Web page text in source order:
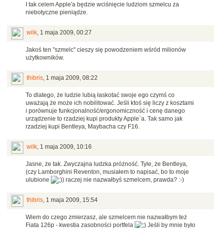
I tak celem Apple'a będzie wciśnięcie ludziom szmelcu za
niebotyczne pieniądze.
wilk 1 maja 2009, 00:27
Jakoś ten "szmelc" cieszy się powodzeniem wśród milionów
użytkowników.
thibris 1 maja 2009, 08:22
To dlatego, że ludzie lubią łaskotać swoje ego czymś co
uważają że może ich nobilitować. Jeśli ktoś się liczy z kosztami
i porównuje funkcjonalność/ergonomiczność i cenę danego
urządzenie to rzadziej kupi produkty Apple`a. Tak samo jak
rzadziej kupi Bentleya, Maybacha czy F16.
wilk 1 maja 2009, 10:16
Jasne, że tak. Zwyczajna ludzka próżność. Tyle, że Bentleya,
(czy Lamborghini Reventon, musiałem to napisać, bo to moje
ulubione
) raczej nie nazwałbyś szmelcem, prawda? :-)
thibris 1 maja 2009, 15:54
Wiem do czego zmierzasz, ale szmelcem nie nazwałbym też
Fiata 126p - kwestia zasobności portfela
Jeśli by mnie było